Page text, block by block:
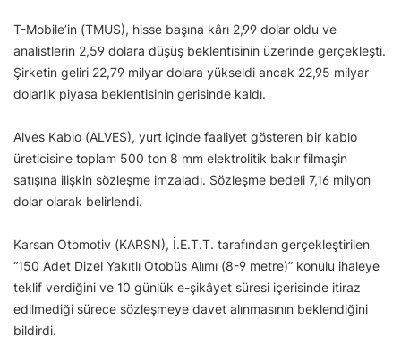
T-Mobile’in (TMUS), hisse başına kârı 2,99 dolar oldu ve
analistlerin 2,59 dolara düşüş beklentisinin üzerinde gerçekleşti.
Şirketin geliri 22,79 milyar dolara yükseldi ancak 22,95 milyar
dolarlık piyasa beklentisinin gerisinde kaldı.
Alves Kablo (ALVES), yurt içinde faaliyet gösteren bir kablo
üreticisine toplam 500 ton 8 mm elektrolitik bakır filmaşin
satışına ilişkin sözleşme imzaladı. Sözleşme bedeli 7,16 milyon
dolar olarak belirlendi.
Karsan Otomotiv (KARSN), İ.E.T.T. tarafından gerçekleştirilen
“150 Adet Dizel Yakıtlı Otobüs Alımı (8-9 metre)” konulu ihaleye
teklif verdiğini ve 10 günlük e-şikâyet süresi içerisinde itiraz
edilmediği sürece sözleşmeye davet alınmasının beklendiğini
bildirdi.